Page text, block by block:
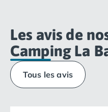
Les avis de
Camping La
Tous les avis